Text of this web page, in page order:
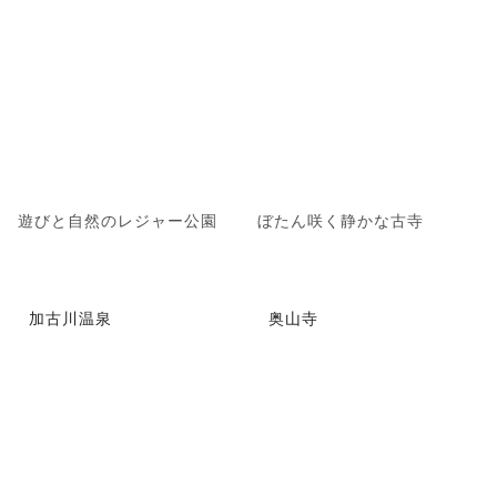
遊びと自然のレジャー公園 ぼたん咲く静かな古寺
加古川温泉 奥山寺